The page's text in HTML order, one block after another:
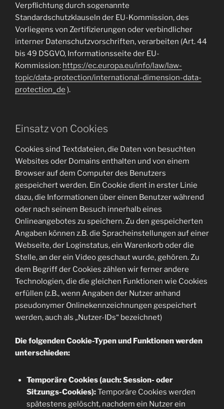
Verpflichtung durch sogenannte
Standardschutzklauseln der EU-Kommission, des
Vorliegens von Zertifizierungen oder verbindlicher
interner Datenschutzvorschriften, verarbeiten (Art. 44
bis 49 DSGVO, Informationsseite der EU-
Kommission: https://ec.europa.eu/info/law/law-
topic/data-protection/international-dimension-data-
protection_de ).
Einsatz von Cookies
Cookies sind Textdateien, die Daten von besuchten
Websites oder Domains enthalten und von einem
Browser auf dem Computer des Benutzers
gespeichert werden. Ein Cookie dient in erster Linie
dazu, die Informationen über einen Benutzer während
oder nach seinem Besuch innerhalb eines
Onlineangebotes zu speichern. Zu den gespeicherten
Angaben können z.B. die Spracheinstellungen auf einer
Webseite, der Loginstatus, ein Warenkorb oder die
Stelle, an der ein Video geschaut wurde, gehören. Zu
dem Begriff der Cookies zählen wir ferner andere
Technologien, die die gleichen Funktionen wie Cookies
erfüllen (z.B., wenn Angaben der Nutzer anhand
pseudonymer Onlinekennzeichnungen gespeichert
werden, auch als „Nutzer-IDs“ bezeichnet)
Die folgenden Cookie-Typen und Funktionen werden
unterschieden:
Temporäre Cookies (auch: Session- oder
Sitzungs-Cookies):Temporäre Cookies werden
spätestens gelöscht, nachdem ein Nutzer ein